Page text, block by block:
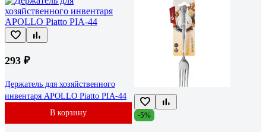
293 ₽
Держатель для хозяйственного
инвентаря APOLLO Piatto PIA-44
В корзину
-5%